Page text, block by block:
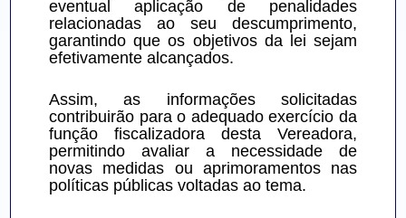
eventual aplicação de penalidades
relacionadas ao seu descumprimento,
garantindo que os objetivos da lei sejam
efetivamente alcançados.
Assim, as informações solicitadas
contribuirão para o adequado exercício da
função fiscalizadora desta Vereadora,
permitindo avaliar a necessidade de
novas medidas ou aprimoramentos nas
políticas públicas voltadas ao tema.